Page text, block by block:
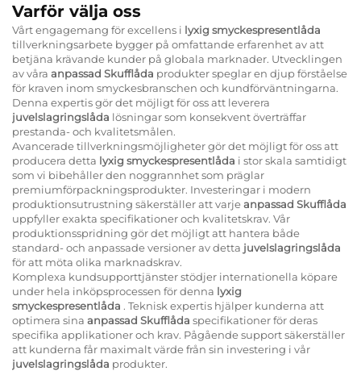
Varför välja oss
Vårt engagemang för excellens i lyxig smyckespresentlåda
tillverkningsarbete bygger på omfattande erfarenhet av att
betjäna krävande kunder på globala marknader. Utvecklingen
av våra anpassad Skufflåda produkter speglar en djup förståelse
för kraven inom smyckesbranschen och kundförväntningarna.
Denna expertis gör det möjligt för oss att leverera
juvelslagringslåda lösningar som konsekvent överträffar
prestanda- och kvalitetsmålen.
Avancerade tillverkningsmöjligheter gör det möjligt för oss att
producera detta lyxig smyckespresentlåda i stor skala samtidigt
som vi bibehåller den noggrannhet som präglar
premiumförpackningsprodukter. Investeringar i modern
produktionsutrustning säkerställer att varjeanpassad Skufflåda
uppfyller exakta specifikationer och kvalitetskrav. Vår
produktionsspridning gör det möjligt att hantera både
standard- och anpassade versioner av detta juvelslagringslåda
för att möta olika marknadskrav.
Komplexa kundsupporttjänster stödjer internationella köpare
under hela inköpsprocessen för denna lyxig
smyckespresentlåda . Teknisk expertis hjälper kunderna att
optimera sina anpassad Skufflåda specifikationer för deras
specifika applikationer och krav. Pågående support säkerställer
att kunderna får maximalt värde från sin investering i vår
juvelslagringslåda produkter.